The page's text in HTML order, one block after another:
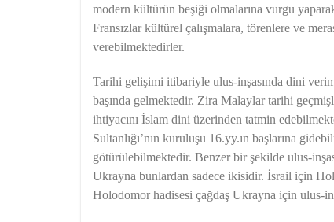
modern kültürün beşiği olmalarına vurgu
Fransızlar kültürel çalışmalara, törenlere ve
verebilmektedirler.
Tarihi gelişimi itibariyle ulus-inşasında dini
başında gelmektedir. Zira Malaylar tarihi
ihtiyacını İslam dini üzerinden tatmin
Sultanlığı’nın kuruluşu 16.yy.ın başlarına
götürülebilmektedir. Benzer bir şekilde ulus-
Ukrayna bunlardan sadece ikisidir. İsrail için
Holodomor hadisesi çağdaş Ukrayna için ulus-